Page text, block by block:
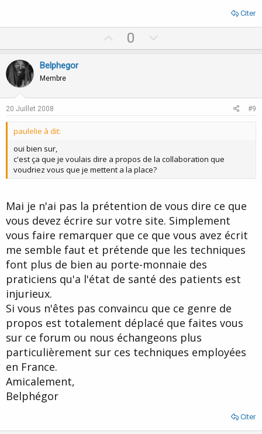
Citer
p
t
0
o
v
Belphegor
Membre
20 Juillet 2008 #9
paulelie à dit:
oui bien sur,
c'est ça que je voulais dire a propos de la collaboration que
voudriez vous que je mettent a la place?
Mai je n'ai pas la prétention de vous dire ce que
vous devez écrire sur votre site. Simplement
vous faire remarquer que ce que vous avez écrit
me semble faut et prétende que les techniques
font plus de bien au porte-monnaie des
praticiens qu'a l'état de santé des patients est
injurieux.
Si vous n'êtes pas convaincu que ce genre de
propos est totalement déplacé que faites vous
sur ce forum ou nous échangeons plus
particulièrement sur ces techniques employées
en France.
Amicalement,
Belphégor
Citer